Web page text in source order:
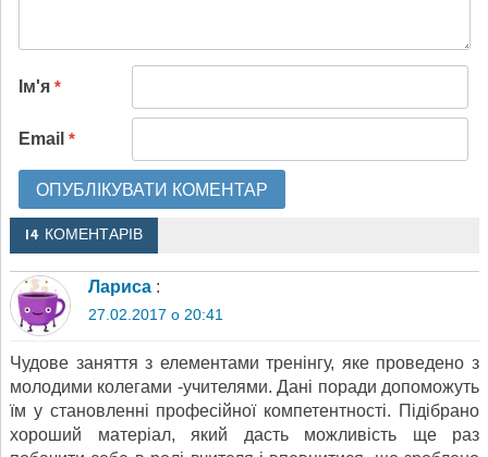
Ім'я *
Email *
14 КОМЕНТАРІВ
Лариса :
27.02.2017 о 20:41
Чудове заняття з елементами тренінгу, яке проведено з
молодими колегами -учителями. Дані поради допоможуть
їм у становленні професійної компетентності. Підібрано
хороший матеріал, який дасть можливість ще раз